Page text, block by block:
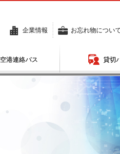
企業情報 お忘れ物につい
空港連絡バス 貸切